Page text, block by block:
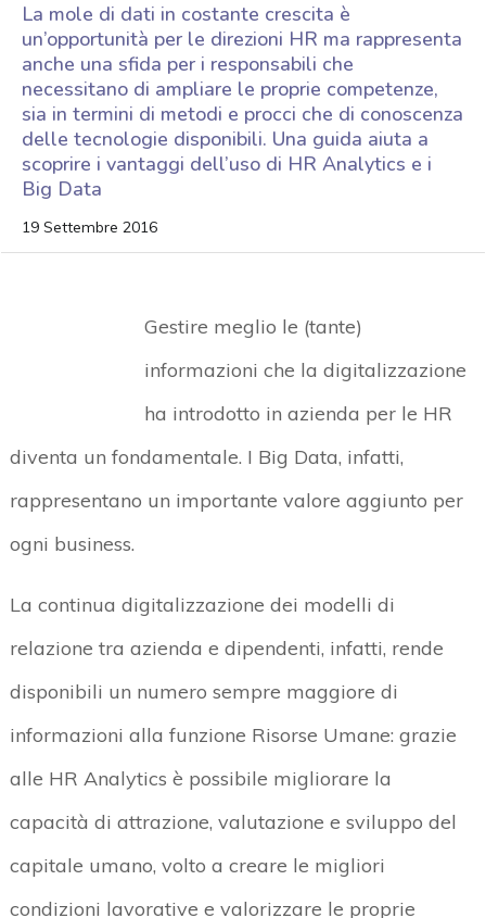
La mole di dati in costante crescita è
un’opportunità per le direzioni HR ma rappresenta
anche una sfida per i responsabili che
necessitano di ampliare le proprie competenze,
sia in termini di metodi e procci che di conoscenza
delle tecnologie disponibili. Una guida aiuta a
scoprire i vantaggi dell’uso di HR Analytics e i
Big Data
19 Settembre 2016
Gestire meglio le (tante)
informazioni che la digitalizzazione
ha introdotto in azienda per le HR
diventa un fondamentale. I Big Data, infatti,
rappresentano un importante valore aggiunto per
ogni business.
La continua digitalizzazione dei modelli di
relazione tra azienda e dipendenti, infatti, rende
disponibili un numero sempre maggiore di
informazioni alla funzione Risorse Umane: grazie
alle HR Analytics è possibile migliorare la
capacità di attrazione, valutazione e sviluppo del
capitale umano, volto a creare le migliori
condizioni lavorative e valorizzare le proprie